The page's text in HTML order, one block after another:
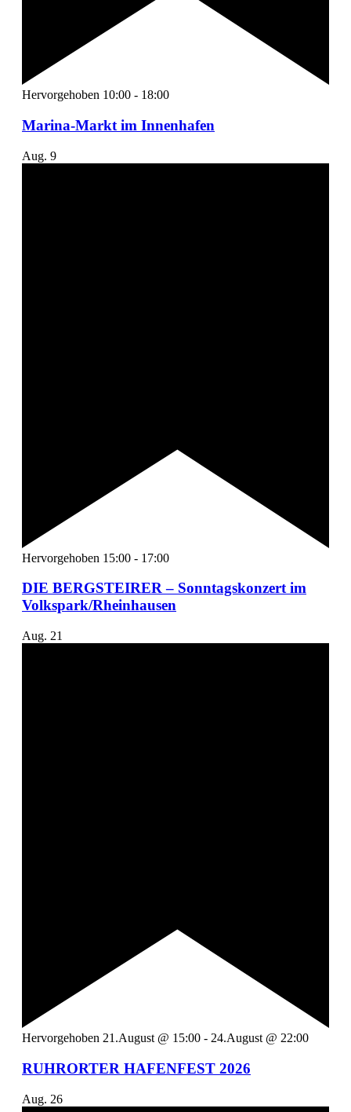
Hervorgehoben 10:00 - 18:00
Marina-Markt im Innenhafen
Aug. 9
Hervorgehoben 15:00 - 17:00
DIE BERGSTEIRER – Sonntagskonzert im
Volkspark/Rheinhausen
Aug. 21
Hervorgehoben 21.August @ 15:00 - 24.August @ 22:00
RUHRORTER HAFENFEST 2026
Aug. 26